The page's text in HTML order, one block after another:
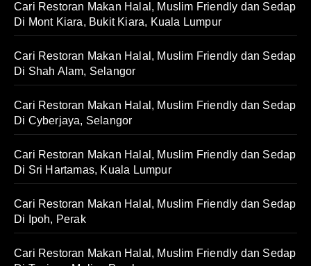
Cari Restoran Makan Halal, Muslim Friendly dan Sedap
Di Mont Kiara, Bukit Kiara, Kuala Lumpur
Cari Restoran Makan Halal, Muslim Friendly dan Sedap
Di Shah Alam, Selangor
Cari Restoran Makan Halal, Muslim Friendly dan Sedap
Di Cyberjaya, Selangor
Cari Restoran Makan Halal, Muslim Friendly dan Sedap
Di Sri Hartamas, Kuala Lumpur
Cari Restoran Makan Halal, Muslim Friendly dan Sedap
Di Ipoh, Perak
Cari Restoran Makan Halal, Muslim Friendly dan Sedap